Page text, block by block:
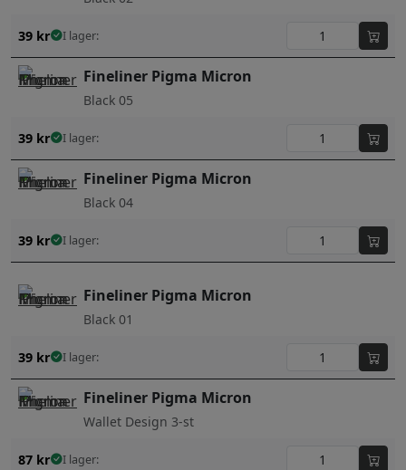
39 kr I lager:
Fineliner Pigma Micron
Black 05
39 kr I lager:
Fineliner Pigma Micron
Black 04
39 kr I lager:
Fineliner Pigma Micron
Black 01
39 kr I lager:
Fineliner Pigma Micron
Wallet Design 3-st
87 kr I lager: